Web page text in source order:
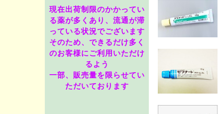
現在出荷制限のかかってい
る薬が多くあり、流通が滞
っている状況でございます
そのため、できるだけ多く
のお客様にご利用いただけ
るよう
一部、販売量を限らせてい
ただいております